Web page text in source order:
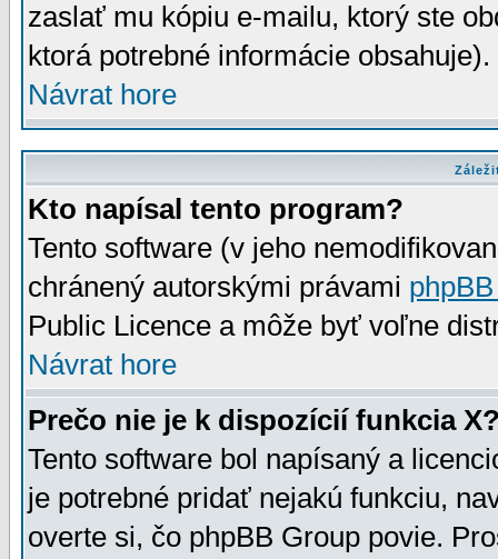
zaslať mu kópiu e-mailu, ktorý ste
ktorá potrebné informácie
Návrat hore
Kto napísal tento program?
Tento software (v jeho
chránený autorskými právami
Public Licence a môže byť voľne
Návrat hore
Prečo nie je k dispozícií funkcia
Tento software bol napísaný a
je potrebné pridať nejakú funkciu,
overte si, čo phpBB Group povie.